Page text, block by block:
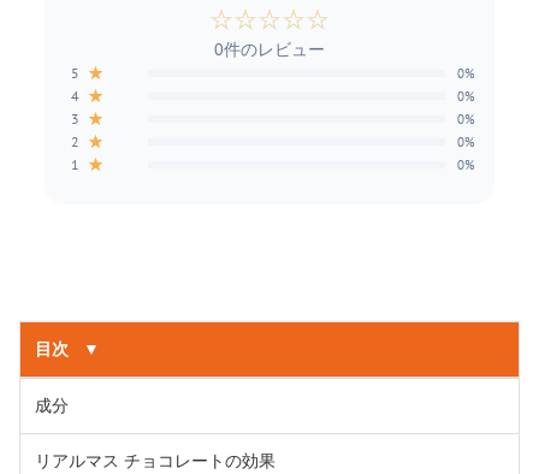
☆☆☆☆☆
0件のレビュー
5 ★ 0%
4 ★ 0%
3 ★ 0%
2 ★ 0%
1 ★ 0%
目次 ▼
成分
リアルマス チョコレートの効果